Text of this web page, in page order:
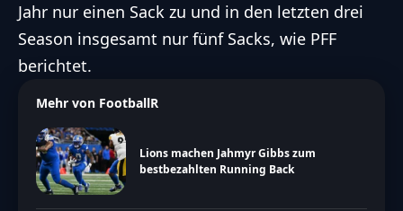
Jahr nur einen Sack zu und in den letzten drei
Season insgesamt nur fünf Sacks, wie PFF
berichtet.
Mehr von FootballR
Lions machen Jahmyr Gibbs zum
bestbezahlten Running Back